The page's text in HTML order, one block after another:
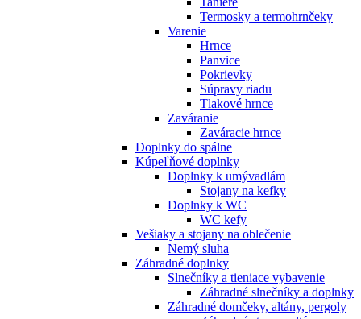
Termosky a termohrnčeky
Varenie
Hrnce
Panvice
Pokrievky
Súpravy riadu
Tlakové hrnce
Zaváranie
Zaváracie hrnce
Doplnky do spálne
Kúpeľňové doplnky
Doplnky k umývadlám
Stojany na kefky
Doplnky k WC
WC kefy
Vešiaky a stojany na oblečenie
Nemý sluha
Záhradné doplnky
Slnečníky a tieniace vybavenie
Záhradné slnečníky a doplnky
Záhradné domčeky, altány, pergoly